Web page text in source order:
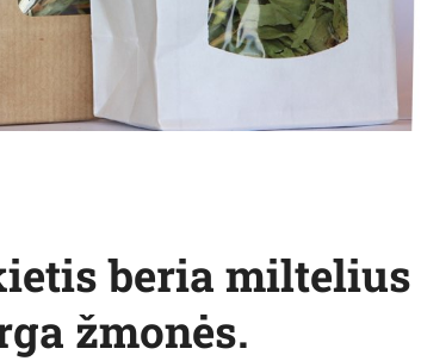
beria miltelius
žmonės.